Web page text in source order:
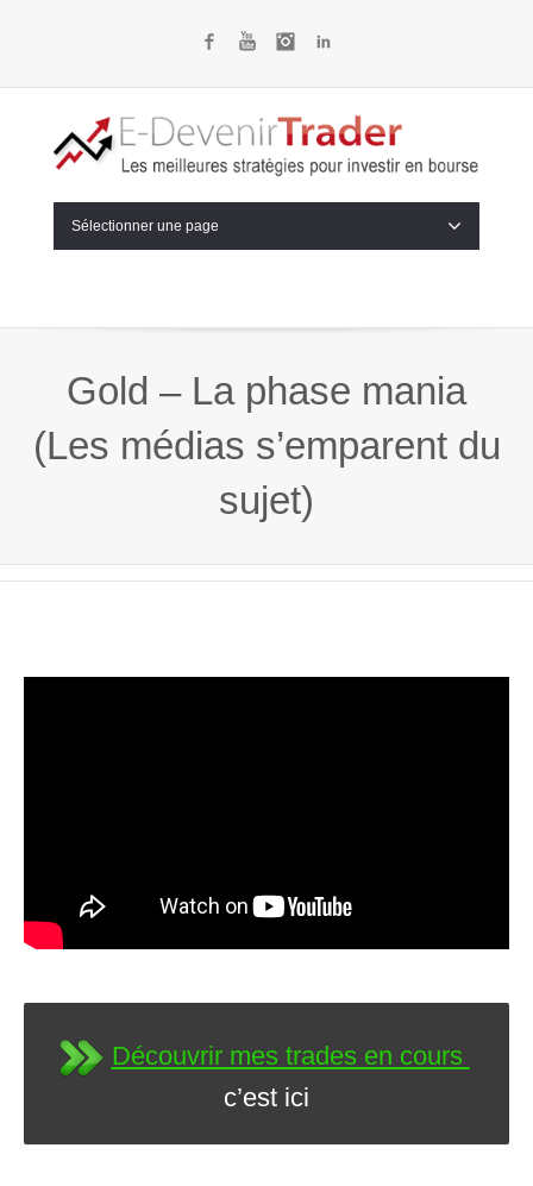
FacebookYouTubeInstagram
Sélectionner une page
Gold – La phase mania
(Les médias s’emparent du
sujet)
Découvrir mes trades en cours
c’est ici